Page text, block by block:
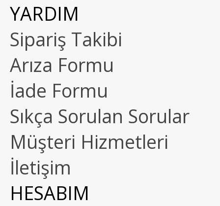
YARDIM
Sipariş Takibi
Arıza Formu
İade Formu
Sıkça Sorulan Sorular
Müşteri Hizmetleri
İletişim
HESABIM